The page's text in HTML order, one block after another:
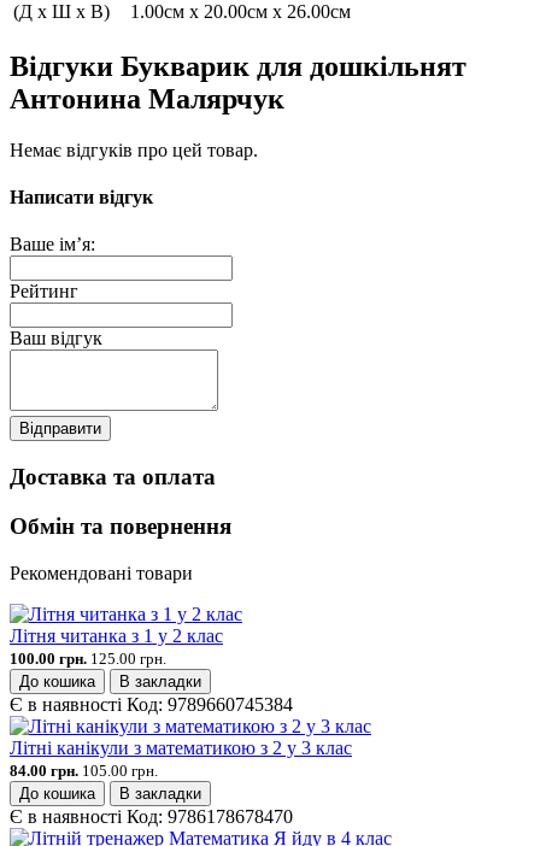
(Д x Ш x В) 1.00см x 20.00см x 26.00см
Відгуки Букварик для дошкільнят
Антонина Малярчук
Немає відгуків про цей товар.
Написати відгук
Ваше ім’я:
Рейтинг
Ваш відгук
Відправити
Доставка та оплата
Обмін та повернення
Рекомендовані товари
Літня читанка з 1 у 2 клас
100.00 грн. 125.00 грн.
До кошика
В закладки
Є в наявності Код: 9789660745384
Літні канікули з математикою з 2 у 3 клас
84.00 грн. 105.00 грн.
До кошика
В закладки
Є в наявності Код: 9786178678470